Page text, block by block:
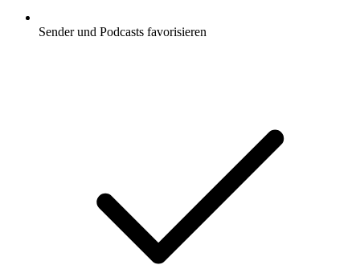
Sender und Podcasts favorisieren